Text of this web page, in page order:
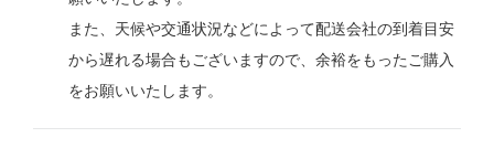
また、天候や交通状況などによって配送会社の到着目安
から遅れる場合もございますので、余裕をもったご購入
をお願いいたします。